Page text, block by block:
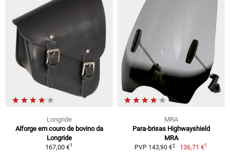
Longride
Alforge em couro de bovino da
Longride
167,00 €1
MRA
Para-brisas Highwayshield
MRA
PVP 143,90 €2 136,71 €1